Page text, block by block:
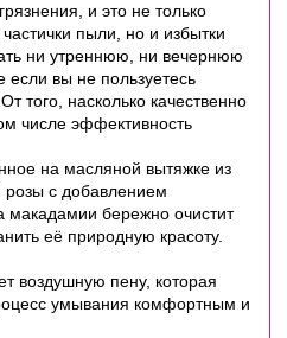
и это не только
пыли, но и избытки
ни утреннюю, ни вечернюю
вы не пользуетесь
того, насколько качественно
числе эффективность
на масляной вытяжке из
розы с добавлением
бережно очистит
её природную красоту.
воздушную пену, которая
умывания комфортным и